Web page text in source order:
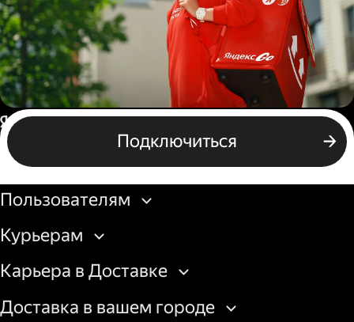
Пеший курьер
Подключиться
Россия
Бизнесу
Пользователям
Курьерам
Карьера в Доставке
Доставка в вашем городе